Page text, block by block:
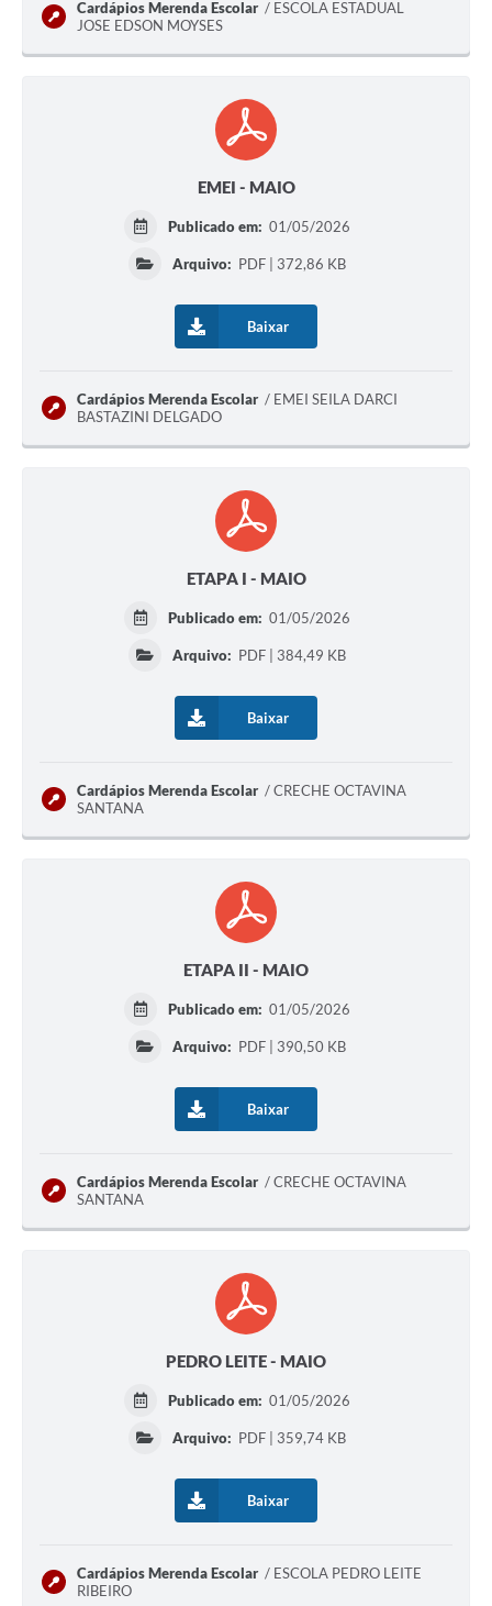
Cardápios Merenda Escolar
ESCOLA ESTADUAL
JOSE EDSON MOYSES
EMEI - MAIO
Publicado em: 01/05/2026
Arquivo: PDF | 372,86 KB
Baixar
Cardápios Merenda Escolar
EMEI SEILA DARCI
BASTAZINI DELGADO
ETAPA I - MAIO
Publicado em: 01/05/2026
Arquivo: PDF | 384,49 KB
Baixar
Cardápios Merenda Escolar
CRECHE OCTAVINA
SANTANA
ETAPA II - MAIO
Publicado em: 01/05/2026
Arquivo: PDF | 390,50 KB
Baixar
Cardápios Merenda Escolar
CRECHE OCTAVINA
SANTANA
PEDRO LEITE - MAIO
Publicado em: 01/05/2026
Arquivo: PDF | 359,74 KB
Baixar
Cardápios Merenda Escolar
ESCOLA PEDRO LEITE
RIBEIRO